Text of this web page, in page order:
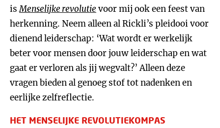
isMenselijke revolutie voor mij ook een feest van
herkenning. Neem alleen al Rickli’s pleidooi voor
dienend leiderschap: ‘Wat wordt er werkelijk
beter voor mensen door jouw leiderschap en wat
gaat er verloren als jij wegvalt?’ Alleen deze
vragen bieden al genoeg stof tot nadenken en
eerlijke zelfreflectie.
HET MENSELIJKE REVOLUTIEKOMPAS